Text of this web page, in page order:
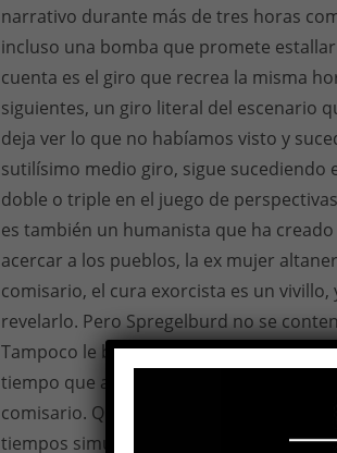
narrativo durante más de tres horas
incluso una bomba que promete
cuenta es el giro que recrea la misma
siguientes, un giro literal del escenario
deja ver lo que no habíamos visto y
sutilísimo medio giro, sigue sucediendo
doble o triple en el juego de
es también un humanista que ha
acercar a los pueblos, la ex mujer
comisario, el cura exorcista es un
revelarlo. Pero Spregelburd no se
Tampoco le basta con quebrar la
tiempo que avanza implacable en el
comisario. Quiere un imposible. Quiere
tiempos simultáneos. Cierto que el